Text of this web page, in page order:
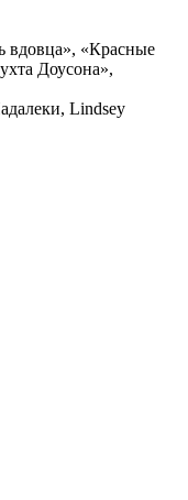
«Красные
Доусона»,
Lindsey